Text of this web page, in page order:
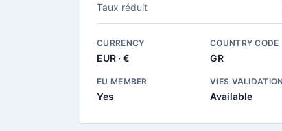
Taux réduit
CURRENCY
EUR · €
COUNTRY CODE
GR
EU MEMBER
Yes
VIES VALIDATION
Available